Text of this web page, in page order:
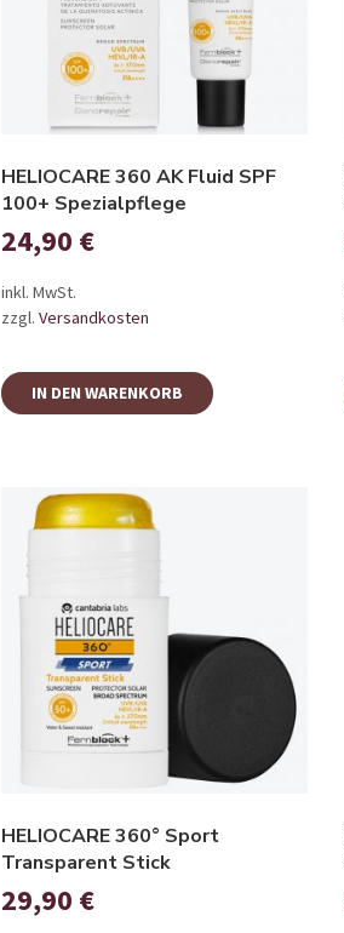
HELIOCARE 360 AK Fluid SPF
100+ Spezialpflege
24,90 €
inkl. MwSt.
zzgl.Versandkosten
IN DEN WARENKORB
HELIOCARE 360° Sport
Transparent Stick
29,90 €